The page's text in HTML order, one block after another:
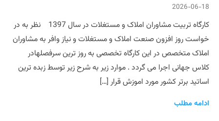
2026-06-18
کارگاه تربیت مشاوران املاک و مستغلات در سال 1397 نظر به در
خواست روز افزون صنعت املاک و مستغلات و نیاز وافر به مشاوران
املاک متخصص در این کارگاه تخصصی به روز ترین سرفصلهادر
کلاس جهانی اجرا می گردد . موارد زیر به شرح زیر توسط زبده ترین
اساتید برتر کشور مورد اموزش قرار […]
ادامه مطلب